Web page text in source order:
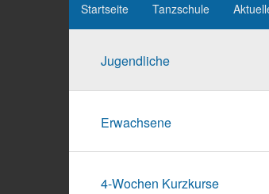
Startseite Tanzschule
Jugendliche
Erwachsene
4-Wochen Kurzkurse